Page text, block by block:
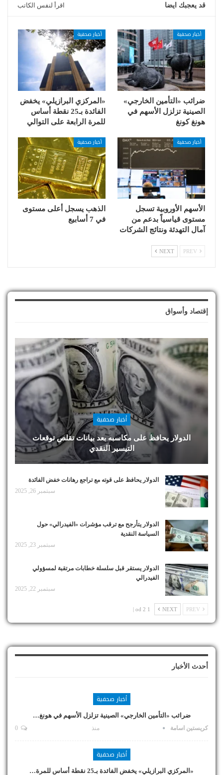
قد يعجبك ايضا اقرأ لنفس الكاتب
أخبار صحفية
ضرائب «التأمين الخارجي»
الصينية تزلزل الأسهم في
هونغ كونغ
أخبار صحفية
«المركزي البرازيلي» يخفض
الفائدة بـ25 نقطة أساس
للمرة الرابعة على التوالي
أخبار صحفية
الأسهم الأوروبية تسجل
مستوى قياسياً بدعم من
آمال التهدئة ونتائج الشركات
أخبار صحفية
الذهب يسجل أعلى مستوى
في 7 أسابيع
NEXT
إقتصاد وأسواق
أخبار صحفية
الدولار يحافظ على مكاسبه بعد بيانات تقلص توقعات
التيسير النقدي
الدولار يحافظ على قوته مع تراجع رهانات خفض الفائدة
سبتمبر 26, 2025
الدولار يتأرجح مع ترقب مؤشرات «الفيدرالي» حول
السياسة النقدية
سبتمبر 23, 2025
الدولار يستقر قبل سلسلة خطابات مرتقبة لمسؤولي
الفيدرالي
سبتمبر 22, 2025
NEXT
1 od 2 |
أحدث الأخبار
أخبار صحفية
ضرائب «التأمين الخارجي» الصينية تزلزل الأسهم في هونغ…
كريستين اسامة منذ
أخبار صحفية
«المركزي البرازيلي» يخفض الفائدة بـ25 نقطة أساس للمرة…